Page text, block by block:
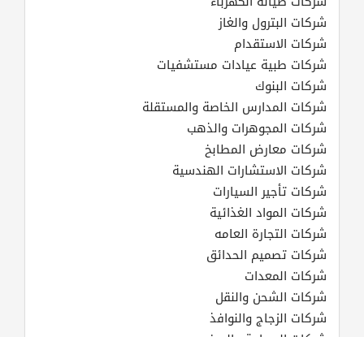
شركات البترول والغاز
شركات الاستقدام
شركات طبية عيادات مستشفيات
شركات البنوك
شركات المدارس الخاصة والمستقلة
شركات المجوهرات والذهب
شركات معارض المطابخ
شركات الاستشارات الهندسية
شركات تأجير السيارات
شركات المواد الغذائية
شركات التجارة العامه
شركات تصميم الحدائق
شركات المعدات
شركات الشحن والنقل
شركات الزجاج والنوافذ